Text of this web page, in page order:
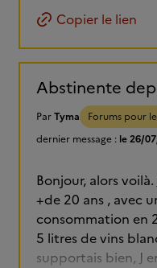
Copier le lien
Abstinente
ParTyma Forums pour
dernier message : le 26/
Bonjour, alors
+de 20 ans , avec
consommation en
5 litres de vins
supportais bien, J